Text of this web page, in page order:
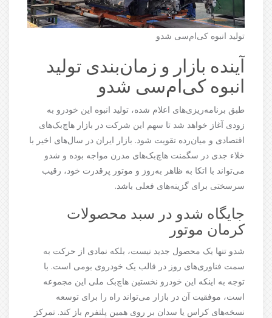
تولید انبوه کی‌ام‌سی شدو
آینده بازار و زمان‌بندی تولید
انبوه کی‌ام‌سی شدو
طبق برنامه‌ریزی‌های اعلام شده، تولید انبوه این خودرو به
زودی آغاز خواهد شد تا سهم این شرکت در بازار هاچ‌بک‌های
اقتصادی و میان‌رده تقویت شود. بازار ایران در سال‌های اخیر با
خلاء جدی در سگمنت هاچ‌بک‌های مدرن مواجه بوده و شدو
می‌تواند با اتکا به ظاهر به‌روز و موتور پرقدرت خود، رقیب
سرسختی برای گزینه‌های فعلی باشد.
جایگاه شدو در سبد محصولات
کرمان موتور
شدو تنها یک محصول جدید نیست، بلکه نمادی از حرکت به
سمت فناوری‌های روز در قالب یک خودروی بومی است. با
توجه به اینکه این خودرو نخستین هاچ‌بک ملی این مجموعه
است، موفقیت آن در بازار می‌تواند راه را برای توسعه
نسخه‌های کراس یا سدان بر روی همین پلتفرم باز کند. تمرکز